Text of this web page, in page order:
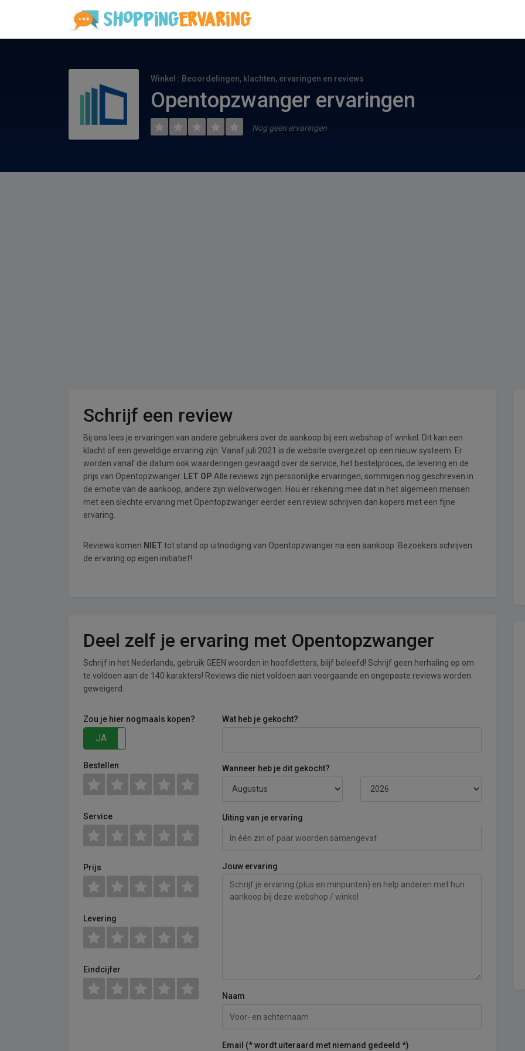
Winkel : Beoordelingen, klachten, ervaringen en reviews
Opentopzwanger ervaringen
Nog geen ervaringen
Schrijf een review
Bij ons lees je ervaringen van andere gebruikers over de aankoop bij een webshop of winkel. Dit kan een
klacht of een geweldige ervaring zijn. Vanaf juli 2021 is de website overgezet op een nieuw systeem. Er
worden vanaf die datum ook waarderingen gevraagd over de service, het bestelproces, de levering en de
prijs van Opentopzwanger. LET OP Alle reviews zijn persoonlijke ervaringen, sommigen nog geschreven in
de emotie van de aankoop, andere zijn weloverwogen. Hou er rekening mee dat in het algemeen mensen
met een slechte ervaring met Opentopzwanger eerder een review schrijven dan kopers met een fijne
ervaring.
Reviews komen NIET tot stand op uitnodiging van Opentopzwanger na een aankoop. Bezoekers schrijven
de ervaring op eigen initiatief!
Deel zelf je ervaring met Opentopzwanger
Schrijf in het Nederlands, gebruik GEEN woorden in hoofdletters, blijf beleefd! Schrijf geen herhaling op om
te voldoen aan de 140 karakters! Reviews die niet voldoen aan voorgaande en ongepaste reviews worden
geweigerd.
Zou je hier nogmaals kopen?
JA
Bestellen
Service
Prijs
Levering
Eindcijfer
Wat heb je gekocht?
Wanneer heb je dit gekocht?
Uiting van je ervaring
Jouw ervaring
Naam
Email (* wordt uiteraard met niemand gedeeld *)